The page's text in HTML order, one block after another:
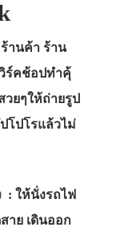
านค้า ร้าน
ร์คช้อปทำคุ้
ยๆให้ถ่ายรูป
โปโรแล้วไม่
: ให้นั่งรถไฟ
าย เดินออก